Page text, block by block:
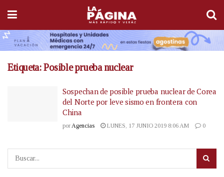
Etiqueta:Posible prueba nuclear
Sospechan de posible prueba nuclear de Corea
del Norte por leve sismo en frontera con
China
por Agencias LUNES, 17 JUNIO 2019 8:06 AM 0